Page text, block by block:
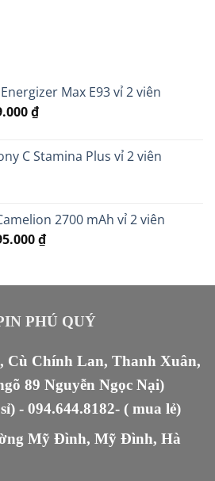
Max E93 vỉ 2 viên
₫.
₫Giá
là:
C Stamina Plus vỉ 2 viên
2700 mAh vỉ 2 viên
₫.
₫Giá
là:
PHÚ QUÝ
Cù Chính Lan, Thanh Xuân,
89 Nguyễn Ngọc Nại)
- 094.644.8182- ( mua lẻ)
Mỹ Đình, Mỹ Đình, Hà